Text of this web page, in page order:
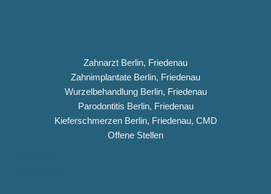
Zahnarzt Berlin, Friedenau
Zahnimplantate Berlin, Friedenau
Wurzelbehandlung Berlin, Friedenau
Parodontitis Berlin, Friedenau
Kieferschmerzen Berlin, Friedenau, CMD
Offene Stellen